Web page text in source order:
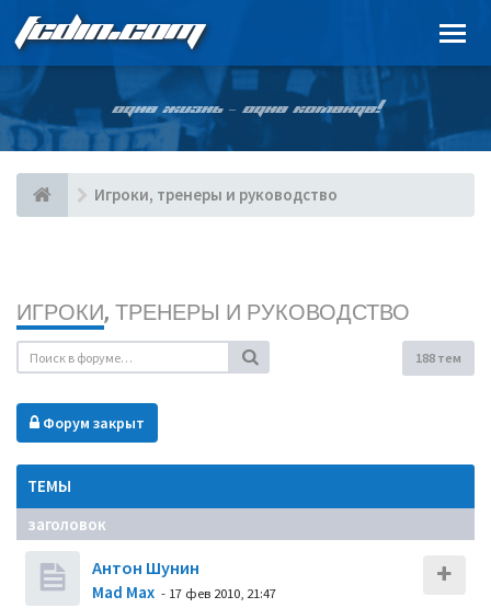
FCDIN.COM
ОДНА ЖИЗНЬ – ОДНА КОМАНДА!
Игроки, тренеры и руководство
ИГРОКИ, ТРЕНЕРЫ И РУКОВОДСТВО
188 тем
Форум закрыт
ТЕМЫ
заголовок
Антон Шунин
Mad Max - 17 фев 2010, 21:47